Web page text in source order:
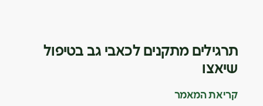
תרגילים מתקנים לכאבי גב בטיפול
שיאצו
קריאת המאמר